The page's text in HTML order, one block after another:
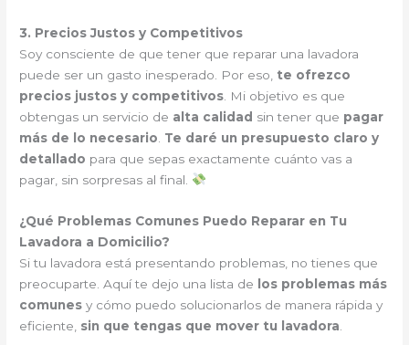
3. Precios Justos y Competitivos
Soy consciente de que tener que reparar una lavadora
puede ser un gasto inesperado. Por eso, te ofrezco
precios justos y competitivos . Mi objetivo es que
obtengas un servicio de alta calidad sin tener que pagar
más de lo necesario Te daré un presupuesto claro y
detallado para que sepas exactamente cuánto vas a
pagar, sin sorpresas al final.
¿Qué Problemas Comunes Puedo Reparar en Tu
Lavadora a Domicilio?
Si tu lavadora está presentando problemas, no tienes que
preocuparte. Aquí te dejo una lista de los problemas más
comunes y cómo puedo solucionarlos de manera rápida y
eficiente, sin que tengas que mover tu lavadora